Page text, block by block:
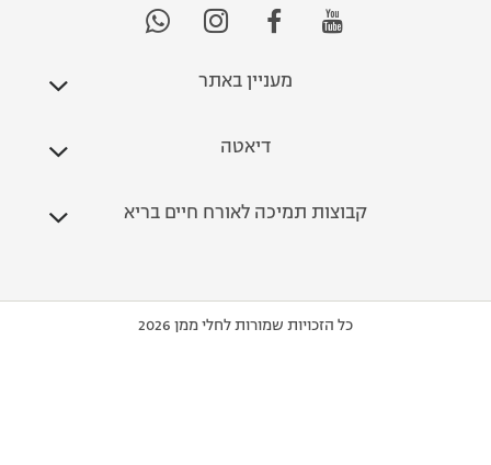
מעניין באתר
דיאטה
קבוצות תמיכה לאורח חיים בריא
כל הזכויות שמורות לחלי ממן 2026